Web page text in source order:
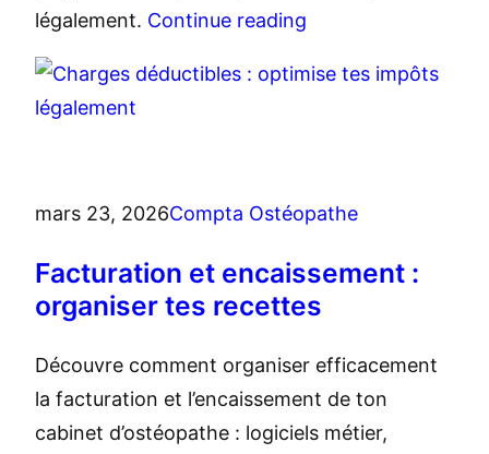
légalement. Continue reading
mars 23, 2026Compta Ostéopathe
Facturation et encaissement :
organiser tes recettes
Découvre comment organiser efficacement
la facturation et l’encaissement de ton
cabinet d’ostéopathe : logiciels métier,